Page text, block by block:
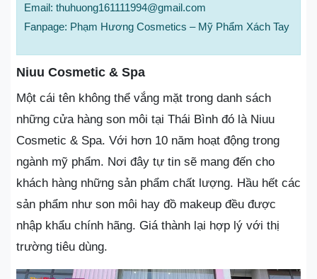
Email: thuhuong161111994@gmail.com
Fanpage: Phạm Hương Cosmetics – Mỹ Phẩm Xách Tay
Niuu Cosmetic & Spa
Một cái tên không thể vắng mặt trong danh sách
những cửa hàng son môi tại Thái Bình đó là Niuu
Cosmetic & Spa. Với hơn 10 năm hoạt động trong
ngành mỹ phẩm. Nơi đây tự tin sẽ mang đến cho
khách hàng những sản phẩm chất lượng. Hầu hết các
sản phẩm như son môi hay đồ makeup đều được
nhập khẩu chính hãng. Giá thành lại hợp lý với thị
trường tiêu dùng.